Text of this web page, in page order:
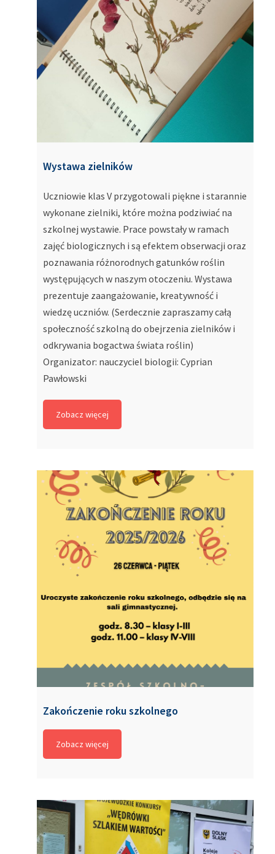
Wystawa zielników
Uczniowie klas V przygotowali piękne i starannie
wykonane zielniki, które można podziwiać na
szkolnej wystawie. Prace powstały w ramach
zajęć biologicznych i są efektem obserwacji oraz
poznawania różnorodnych gatunków roślin
występujących w naszym otoczeniu. Wystawa
prezentuje zaangażowanie, kreatywność i
wiedzę uczniów. (Serdecznie zapraszamy całą
społeczność szkolną do obejrzenia zielników i
odkrywania bogactwa świata roślin)
Organizator: nauczyciel biologii: Cyprian
Pawłowski
Zobacz więcej
Zakończenie roku szkolnego
Zobacz więcej